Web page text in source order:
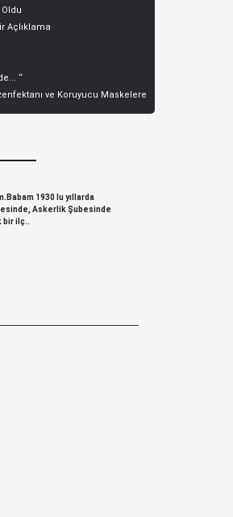
Açlıklama
“
ve Koruyucu Maskelere
1930 lu yıllarda
Askerlik Şubesinde
bir ilç..